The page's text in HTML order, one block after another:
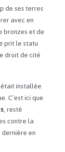
de ses terres
avec en
bronzes et de
prit le statu
droit de cité
installée
C’est ici que
, resté
contre la
en